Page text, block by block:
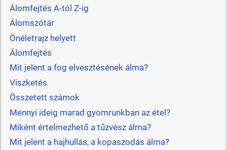
Álomfejtés A-tól Z-ig
Álomszótár
Önéletrajz helyett
Álomfejtés
Mit jelent a fog elvesztésének álma?
Viszketés
Összetett számok
Mennyi ideig marad gyomrunkban az étel?
Miként értelmezhető a tűzvész álma?
Mit jelent a hajhullás, a kopaszodás álma?